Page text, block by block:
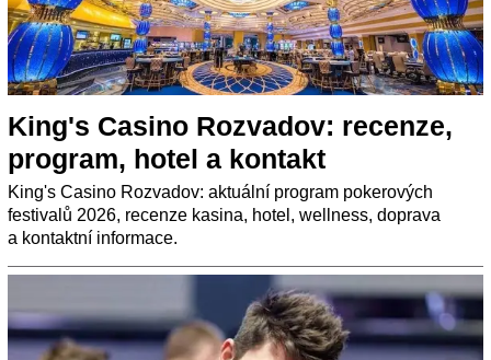
King's Casino Rozvadov: recenze,
program, hotel a kontakt
King's Casino Rozvadov: aktuální program pokerových
festivalů 2026, recenze kasina, hotel, wellness, doprava
a kontaktní informace.